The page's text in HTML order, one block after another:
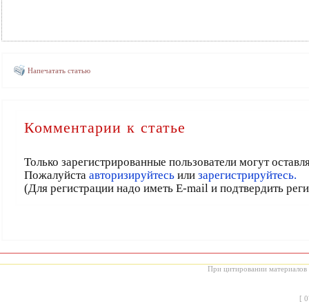
Напечатать статью
Комментарии к статье
Только зарегистрированные пользователи могут
Пожалуйста авторизируйтесьили зарегистрируйтесь.
(Для регистрации надо иметь E-mail и подтвердить
При цитировании материалов
[